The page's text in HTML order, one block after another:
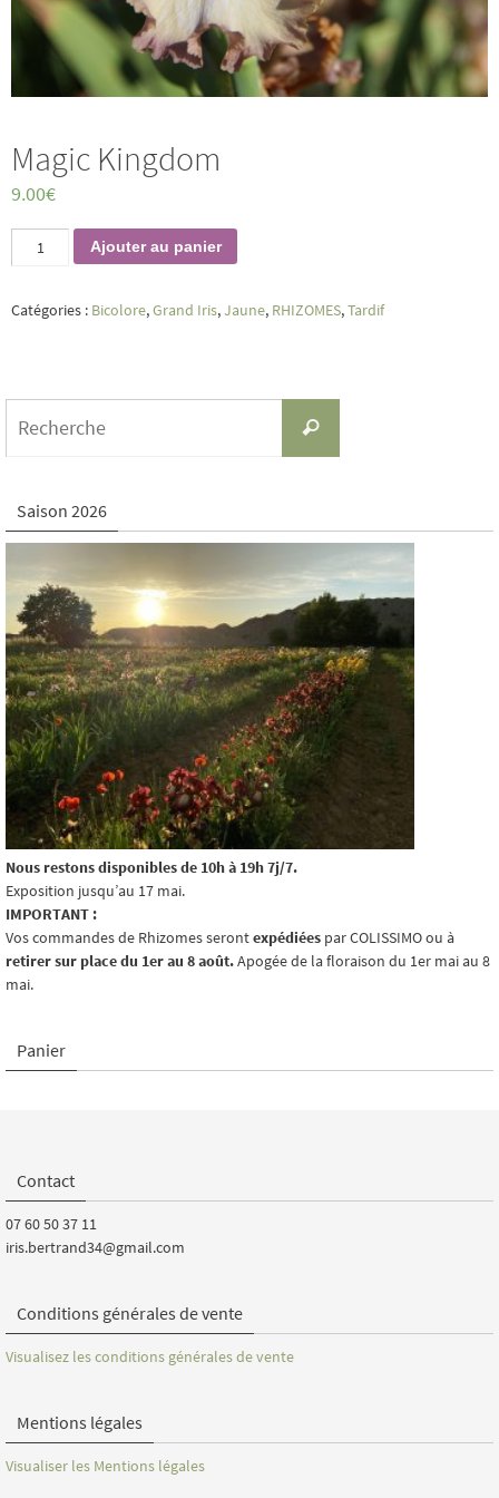
Magic Kingdom
9.00€
quantité
de
Kingdom
Ajouter au panier
Catégories : Bicolore,Grand Iris,Jaune, RHIZOMES,Tardif
Recherche
Saison 2026
Nous restons disponibles de 10h à 19h 7j/7.
Exposition jusqu’au 17 mai.
IMPORTANT :
Vos commandes de Rhizomes serontexpédiées par COLISSIMO ou à
retirer sur place du 1er au 8 août.Apogée de la floraison du 1er mai au 8
mai.
Panier
Contact
07 60 50 37 11
iris.bertrand34@gmail.com
Conditions générales de vente
Visualisez les conditions générales de vente
Mentions légales
Visualiser les Mentions légales